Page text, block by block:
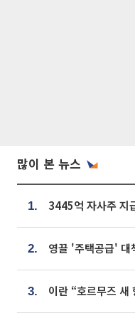
많이 본 뉴스
1.
2.
3.